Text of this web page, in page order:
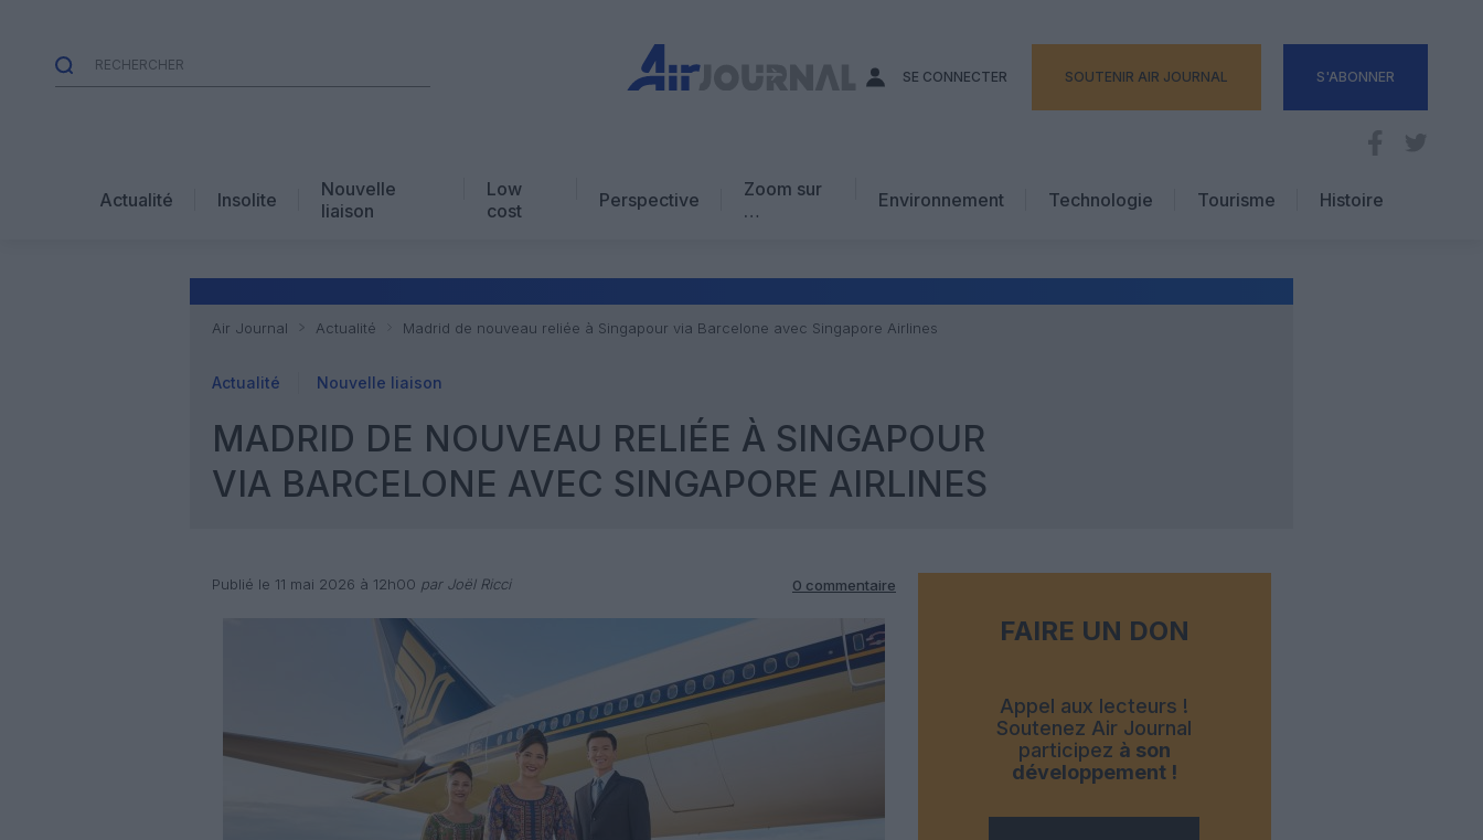
SE CONNECTER SOUTENIR AIR JOURNAL S'ABONNER
Actualité Insolite
Nouvelle
liaison
Low
cost
Perspective
Zoom sur
…
Avis d’expert
Environnement Technologie
Tourisme
Hôtellerie
Histoire
Air Journal Actualité Madrid de nouveau reliée à Singapour via Barcelone avec Singapore Airlines
Actualité Nouvelle liaison
MADRID DE NOUVEAU RELIÉE À SINGAPOUR
VIA BARCELONE AVEC SINGAPORE AIRLINES
Publié le 11 mai 2026 à 12h00 par Joël Ricci 0 commentaire
FAIRE UN DON
Appel aux lecteurs !
Soutenez Air Journal
participez à son
développement !